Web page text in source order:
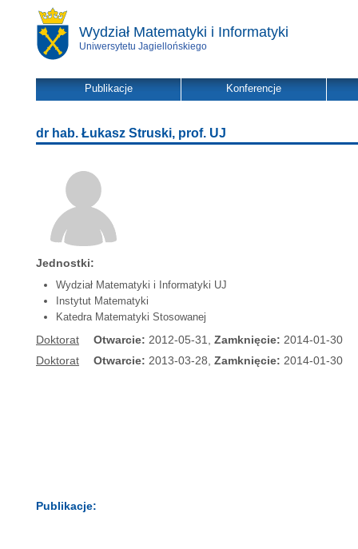
Wydział Matematyki i Informatyki
Uniwersytetu Jagiellońskiego
Publikacje Konferencje
dr hab. Łukasz Struski, prof. UJ
Jednostki:
Wydział Matematyki i Informatyki UJ
Instytut Matematyki
Katedra Matematyki Stosowanej
Doktorat Otwarcie: 2012-05-31, Zamknięcie: 2014-01-30
Doktorat
Otwarcie: 2013-03-28, Zamknięcie: 2014-01-30
Publikacje: